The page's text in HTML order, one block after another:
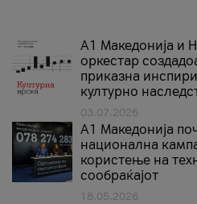
А1 Македонија и
оркестар
приказна
културно
03.07.2026
A1 Македонија
национална
користење на
сообраќајот
18.05.2026